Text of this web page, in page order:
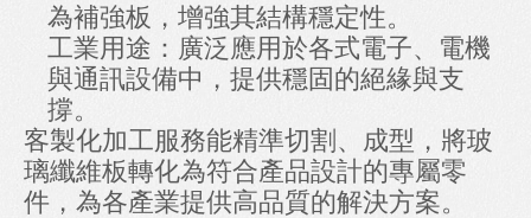
為補強板，增強其結構穩定性。
工業用途：廣泛應用於各式電子、電機
與通訊設備中，提供穩固的絕緣與支
撐。
客製化加工服務能精準切割、成型，將玻
璃纖維板轉化為符合產品設計的專屬零
件，為各產業提供高品質的解決方案。